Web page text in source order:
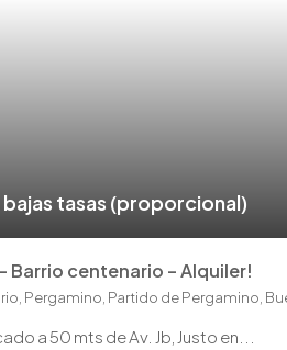
tasas (proporcional)
Barrio centenario – Alquiler!
Pergamino, Partido de Pergamino,
a 50 mts de Av. Jb, Justo en...